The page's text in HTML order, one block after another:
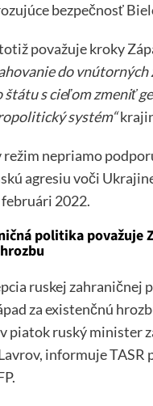
bezpečnosť
považuje kroky
do
štátu s cieľom zmeniť
systém“
režim nepriamo
agresiu voči
2022.
politika považuje
ruskej zahraničnej
za existenčnú
piatok ruský minister
informuje TASR